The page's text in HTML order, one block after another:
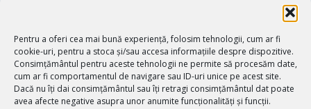
Pentru a oferi cea mai bună experiență, folosim tehnologii, cum ar fi
cookie-uri, pentru a stoca și/sau accesa informațiile despre dispozitive.
Consimțământul pentru aceste tehnologii ne permite să procesăm date,
cum ar fi comportamentul de navigare sau ID-uri unice pe acest site.
Dacă nu îți dai consimțământul sau îți retragi consimțământul dat poate
avea afecte negative asupra unor anumite funcționalități și funcții.